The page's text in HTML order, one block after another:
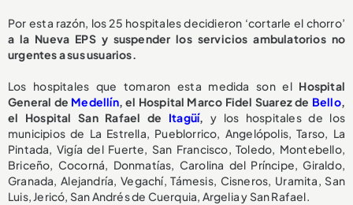
Por esta razón, los 25 hospitales decidieron ‘cortarle el chorro’
a la Nueva EPS y suspender los servicios ambulatorios no
urgentes a sus usuarios.
Los hospitales que tomaron esta medida son el Hospital
General de Medellín, el Hospital Marco Fidel Suarez de Bello,
el Hospital San Rafael de Itagüí, y los hospitales de los
municipios de La Estrella, Pueblorrico, Angelópolis, Tarso, La
Pintada, Vigía del Fuerte, San Francisco, Toledo, Montebello,
Briceño, Cocorná, Donmatías, Carolina del Príncipe, Giraldo,
Granada, Alejandría, Vegachí, Támesis, Cisneros, Uramita, San
Luis, Jericó, San Andrés de Cuerquia, Argelia y San Rafael.